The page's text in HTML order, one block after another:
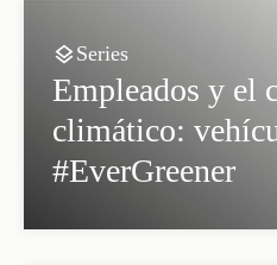
Series
Empleados y el
climático:
#EverGreener